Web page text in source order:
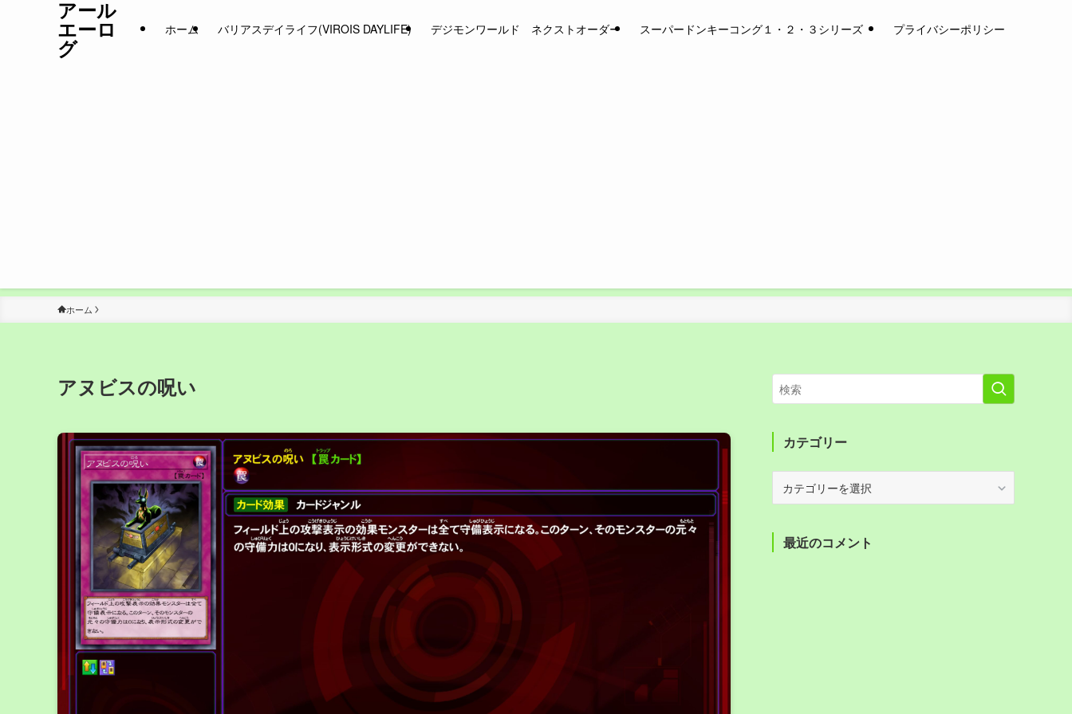
アール
エーロ
グ
ホーム バリアスデイライフ(VIROIS DAYLIFE) デジモンワールド ネクストオーダー スーパードンキーコング１・２・３シリーズ プライバシーポリシー
ホーム
アヌビスの呪い
カテゴリー
リ
ー 最近のコメント